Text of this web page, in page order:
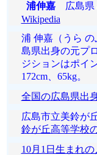
浦伸嘉広島県
Wikipedia
浦 伸嘉（うら の
島県出身の元プ
ジションはポイ
172cm、65kg。
全国の広島県出
広島市立美鈴
鈴が丘高等学校
10月1日生まれの